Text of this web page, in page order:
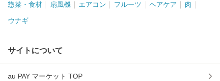
惣菜・食材 扇風機 エアコン フルーツ ヘアケア 肉
ウナギ
サイトについて
au PAY マーケット TOP